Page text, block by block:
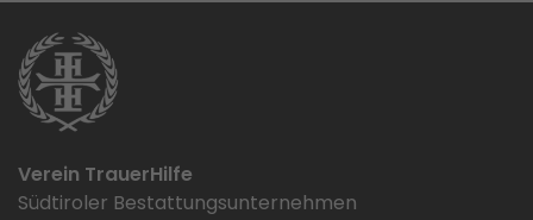
Verein TrauerHilfe
Südtiroler Bestattungsunternehmen